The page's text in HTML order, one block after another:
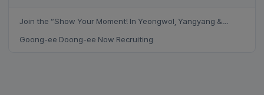
Join the “Show Your Moment! In Yeongwol, Yangyang &
Goong-ee Doong-ee Now Recruiting